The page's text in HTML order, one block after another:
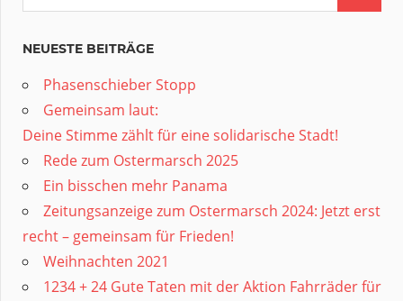
NEUESTE BEITRÄGE
Phasenschieber Stopp
Gemeinsam laut:
Deine Stimme zählt für eine solidarische Stadt!
Rede zum Ostermarsch 2025
Ein bisschen mehr Panama
Zeitungsanzeige zum Ostermarsch 2024: Jetzt erst
recht – gemeinsam für Frieden!
Weihnachten 2021
1234 + 24 Gute Taten mit der Aktion Fahrräder für